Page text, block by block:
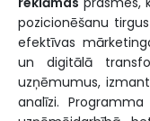
pozicionēšanu
efektīvas
un digitālā
uzņēmumus,
analīzi.